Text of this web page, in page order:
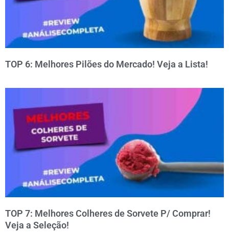
TOP 6: Melhores Pilões do Mercado! Veja a Lista!
TOP 7: Melhores Colheres de Sorvete P/ Comprar!
Veja a Seleção!